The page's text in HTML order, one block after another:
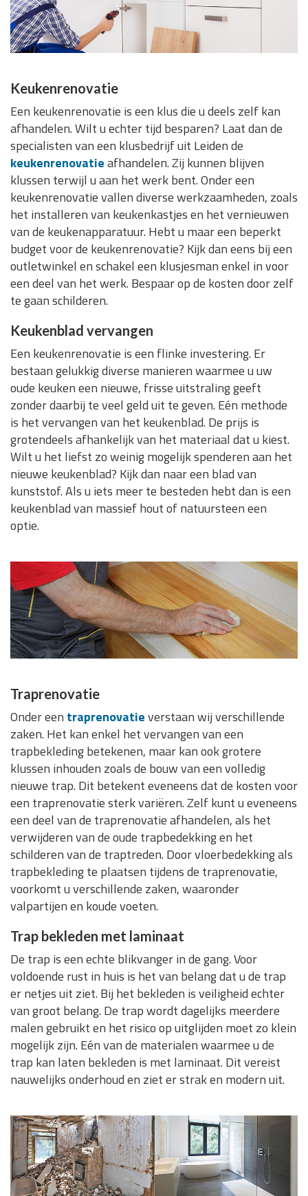
Keukenrenovatie
Een keukenrenovatie is een klus die u deels zelf kan
afhandelen. Wilt u echter tijd besparen? Laat dan de
specialisten van een klusbedrijf uit Leiden de
keukenrenovatieafhandelen. Zij kunnen blijven
klussen terwijl u aan het werk bent. Onder een
keukenrenovatie vallen diverse werkzaamheden, zoals
het installeren van keukenkastjes en het vernieuwen
van de keukenapparatuur. Hebt u maar een beperkt
budget voor de keukenrenovatie? Kijk dan eens bij een
outletwinkel en schakel een klusjesman enkel in voor
een deel van het werk. Bespaar op de kosten door zelf
te gaan schilderen.
Keukenblad vervangen
Een keukenrenovatie is een flinke investering. Er
bestaan gelukkig diverse manieren waarmee u uw
oude keuken een nieuwe, frisse uitstraling geeft
zonder daarbij te veel geld uit te geven. Eén methode
is het vervangen van het keukenblad. De prijs is
grotendeels afhankelijk van het materiaal dat u kiest.
Wilt u het liefst zo weinig mogelijk spenderen aan het
nieuwe keukenblad? Kijk dan naar een blad van
kunststof. Als u iets meer te besteden hebt dan is een
keukenblad van massief hout of natuursteen een
optie.
Traprenovatie
Onder een traprenovatieverstaan wij verschillende
zaken. Het kan enkel het vervangen van een
trapbekleding betekenen, maar kan ook grotere
klussen inhouden zoals de bouw van een volledig
nieuwe trap. Dit betekent eveneens dat de kosten voor
een traprenovatie sterk variëren. Zelf kunt u eveneens
een deel van de traprenovatie afhandelen, als het
verwijderen van de oude trapbedekking en het
schilderen van de traptreden. Door vloerbedekking als
trapbekleding te plaatsen tijdens de traprenovatie,
voorkomt u verschillende zaken, waaronder
valpartijen en koude voeten.
Trap bekleden met laminaat
De trap is een echte blikvanger in de gang. Voor
voldoende rust in huis is het van belang dat u de trap
er netjes uit ziet. Bij het bekleden is veiligheid echter
van groot belang. De trap wordt dagelijks meerdere
malen gebruikt en het risico op uitglijden moet zo klein
mogelijk zijn. Eén van de materialen waarmee u de
trap kan laten bekleden is met laminaat. Dit vereist
nauwelijks onderhoud en ziet er strak en modern uit.